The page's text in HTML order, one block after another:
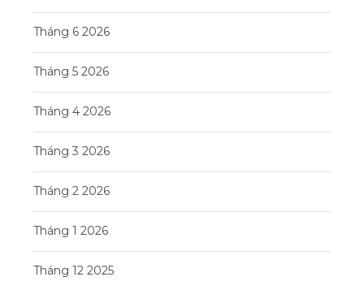
Tháng 6 2026
Tháng 5 2026
Tháng 4 2026
Tháng 3 2026
Tháng 2 2026
Tháng 1 2026
Tháng 12 2025